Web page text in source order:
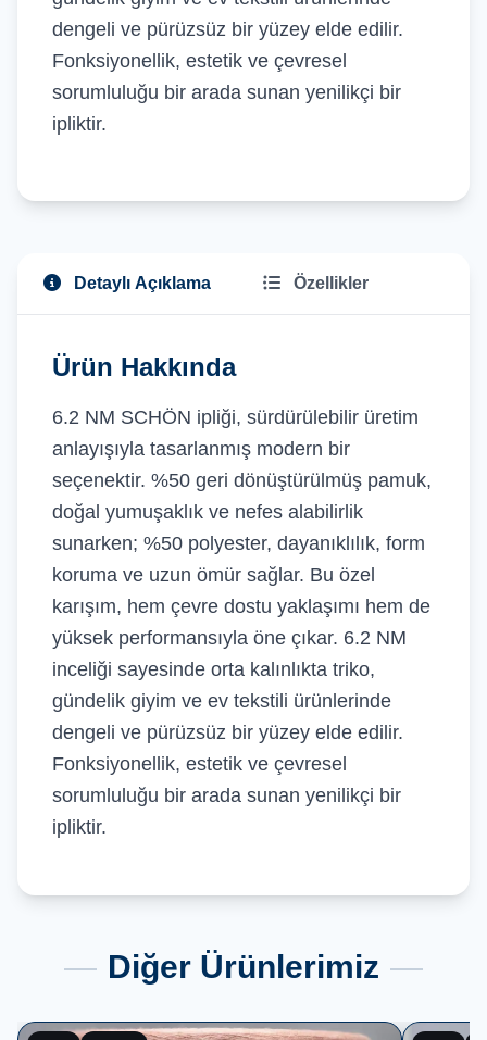
dengeli ve pürüzsüz bir yüzey elde edilir.
Fonksiyonellik, estetik ve çevresel
sorumluluğu bir arada sunan yenilikçi bir
ipliktir.
Detaylı Açıklama Özellikler
Ürün Hakkında
6.2 NM SCHÖN ipliği, sürdürülebilir üretim
anlayışıyla tasarlanmış modern bir
seçenektir. %50 geri dönüştürülmüş pamuk,
doğal yumuşaklık ve nefes alabilirlik
sunarken; %50 polyester, dayanıklılık, form
koruma ve uzun ömür sağlar. Bu özel
karışım, hem çevre dostu yaklaşımı hem de
yüksek performansıyla öne çıkar. 6.2 NM
inceliği sayesinde orta kalınlıkta triko,
gündelik giyim ve ev tekstili ürünlerinde
dengeli ve pürüzsüz bir yüzey elde edilir.
Fonksiyonellik, estetik ve çevresel
sorumluluğu bir arada sunan yenilikçi bir
ipliktir.
Diğer Ürünlerimiz